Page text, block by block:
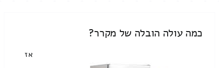
כמה עולה הובלה של מקרר?
אז